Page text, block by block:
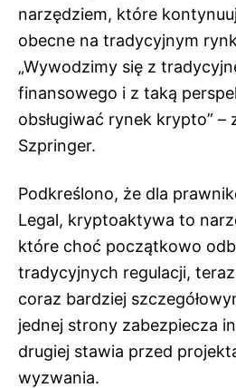
narzędziem, które
obecne na tradycyjnym
„Wywodzimy się z
finansowego i z taką
obsługiwać rynek krypto” –
Szpringer.
Podkreślono, że dla
Legal, kryptoaktywa to
które choć początkowo
tradycyjnych regulacji,
coraz bardziej
jednej strony zabezpiecza
drugiej stawia przed
wyzwania.